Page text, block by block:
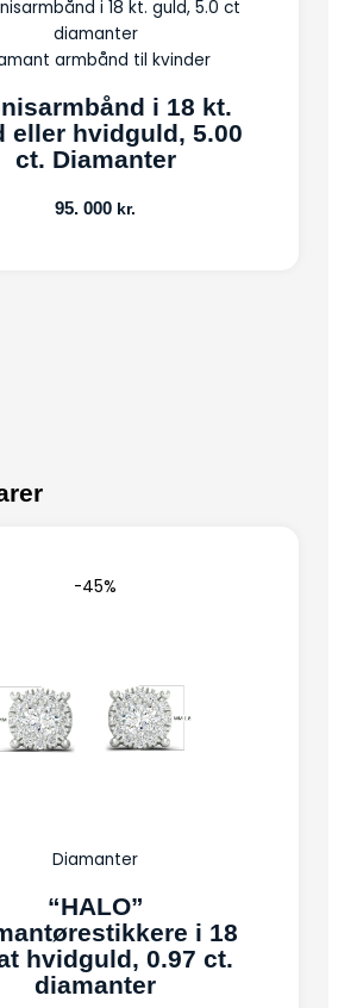
armbånd til kvinder
i 18 kt.
eller hvidguld, 5.00
ct. Diamanter
95. 000 kr.
-45%
Diamanter
“HALO”
i 18
hvidguld, 0.97 ct.
diamanter